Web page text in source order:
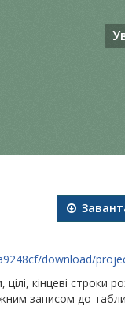
download/
кінцеві строки
записом до